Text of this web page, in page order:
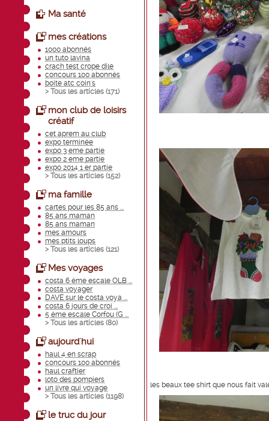
Ma santé
mes créations
1000 abonnés
un tuto lavina
crach test crope dile
concours 100 abonnés
boite atc coin's
> Tous les articles (171)
mon club de loisirs
créatif
cet aprem au club
expo terminée
expo 3 eme partie
expo 2 eme partie
expo 2014 1 er partie
> Tous les articles (152)
ma famille
cartes pour les 85 ans ...
85 ans maman
85 ans maman
mes amours
mes ptits loups
> Tous les articles (121)
Mes voyages
costa 6 éme escale OLB ...
costa voyager
DAVE sur le costa voya ...
costa 6 jours de croi ...
5 éme escale Corfou (G ...
> Tous les articles (80)
aujourd'hui
haul 4 en scrap
concours 100 abonnés
haul craftier
loto des pompiers
un livre qui voyage
> Tous les articles (1198)
le truc du jour
les beaux tee shirt que nous fait